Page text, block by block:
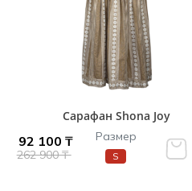
Сарафан Shona Joy
92 100 ₸
262 900 ₸
Размер
S